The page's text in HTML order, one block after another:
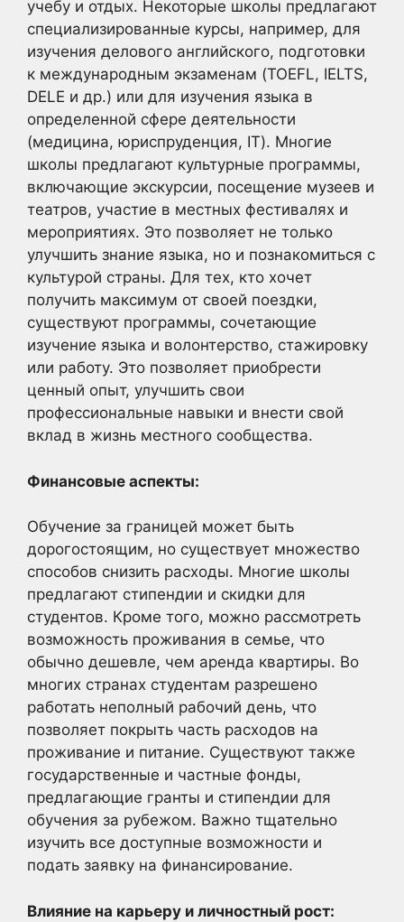
учебу и отдых. Некоторые школы предлагают
специализированные курсы, например, для
изучения делового английского, подготовки
к международным экзаменам (TOEFL, IELTS,
DELE и др.) или для изучения языка в
определенной сфере деятельности
(медицина, юриспруденция, IT). Многие
школы предлагают культурные программы,
включающие экскурсии, посещение музеев и
театров, участие в местных фестивалях и
мероприятиях. Это позволяет не только
улучшить знание языка, но и познакомиться с
культурой страны. Для тех, кто хочет
получить максимум от своей поездки,
существуют программы, сочетающие
изучение языка и волонтерство, стажировку
или работу. Это позволяет приобрести
ценный опыт, улучшить свои
профессиональные навыки и внести свой
вклад в жизнь местного сообщества.
Финансовые аспекты:
Обучение за границей может быть
дорогостоящим, но существует множество
способов снизить расходы. Многие школы
предлагают стипендии и скидки для
студентов. Кроме того, можно рассмотреть
возможность проживания в семье, что
обычно дешевле, чем аренда квартиры. Во
многих странах студентам разрешено
работать неполный рабочий день, что
позволяет покрыть часть расходов на
проживание и питание. Существуют также
государственные и частные фонды,
предлагающие гранты и стипендии для
обучения за рубежом. Важно тщательно
изучить все доступные возможности и
подать заявку на финансирование.
Влияние на карьеру и личностный рост: